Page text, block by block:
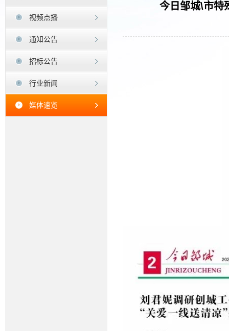
视频点播
通知公告
招标公告
行业新闻
媒体速览
今日邹城\市特